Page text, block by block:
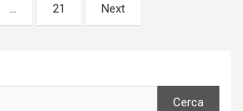
… 21 Next
Cerca